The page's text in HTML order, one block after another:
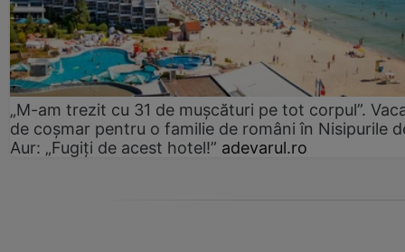
„M-am trezit cu 31 de mușcături pe tot corpul”.
de coșmar pentru o familie de români în Nisipurile
Aur: „Fugiți de acest hotel!” adevarul.ro